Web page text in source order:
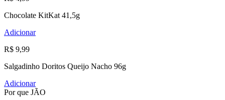
Chocolate KitKat 41,5g
Adicionar
R$ 9,99
Salgadinho Doritos Queijo Nacho 96g
Adicionar
Por que JÃO